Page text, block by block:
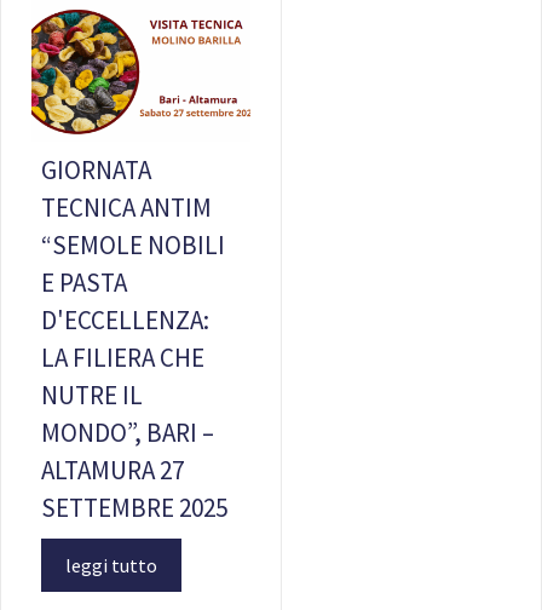
GIORNATA
TECNICA ANTIM
“SEMOLE NOBILI
E PASTA
D'ECCELLENZA:
LA FILIERA CHE
NUTRE IL
MONDO”, BARI –
ALTAMURA 27
SETTEMBRE 2025
leggi tutto